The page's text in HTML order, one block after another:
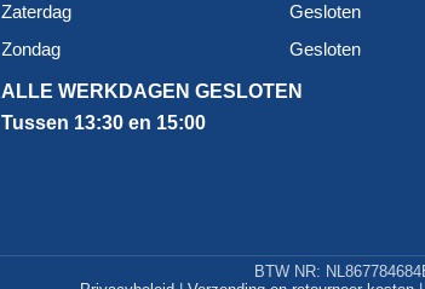
Zaterdag
Gesloten
Zondag
Gesloten
ALLE WERKDAGEN GESLOTEN
Tussen 13:30 en 15:00
BTW NR: